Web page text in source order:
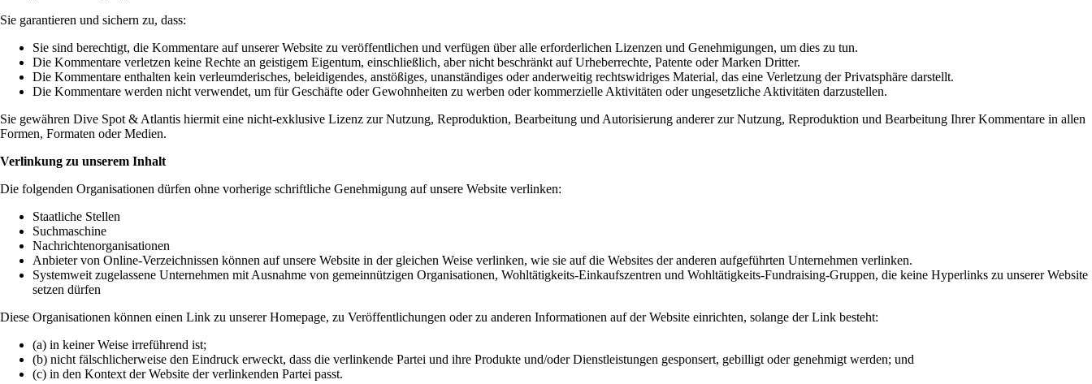
Sie garantieren und sichern zu, dass:
Sie sind berechtigt, die Kommentare auf unserer Website zu veröffentlichen und verfügen über alle erforderlichen Lizenzen und Genehmigungen, um dies zu tun.
Die Kommentare verletzen keine Rechte an geistigem Eigentum, einschließlich, aber nicht beschränkt auf Urheberrechte, Patente oder Marken Dritter.
Die Kommentare enthalten kein verleumderisches, beleidigendes, anstößiges, unanständiges oder anderweitig rechtswidriges Material, das eine Verletzung der Privatsphäre darstellt.
Die Kommentare werden nicht verwendet, um für Geschäfte oder Gewohnheiten zu werben oder kommerzielle Aktivitäten oder ungesetzliche Aktivitäten darzustellen.
Sie gewähren Dive Spot & Atlantis hiermit eine nicht-exklusive Lizenz zur Nutzung, Reproduktion, Bearbeitung und Autorisierung anderer zur Nutzung, Reproduktion und Bearbeitung Ihrer Kommentare in allen
Formen, Formaten oder Medien.
Verlinkung zu unserem Inhalt
Die folgenden Organisationen dürfen ohne vorherige schriftliche Genehmigung auf unsere Website verlinken:
Staatliche Stellen
Suchmaschine
Nachrichtenorganisationen
Anbieter von Online-Verzeichnissen können auf unsere Website in der gleichen Weise verlinken, wie sie auf die Websites der anderen aufgeführten Unternehmen verlinken.
Systemweit zugelassene Unternehmen mit Ausnahme von gemeinnützigen Organisationen, Wohltätigkeits-Einkaufszentren und Wohltätigkeits-Fundraising-Gruppen, die keine Hyperlinks zu unserer Website
setzen dürfen
Diese Organisationen können einen Link zu unserer Homepage, zu Veröffentlichungen oder zu anderen Informationen auf der Website einrichten, solange der Link besteht:
(a) in keiner Weise irreführend ist;
(b) nicht fälschlicherweise den Eindruck erweckt, dass die verlinkende Partei und ihre Produkte und/oder Dienstleistungen gesponsert, gebilligt oder genehmigt werden; und
(c) in den Kontext der Website der verlinkenden Partei passt.